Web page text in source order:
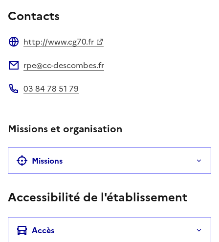
Contacts
http://www.cg70.fr
rpe@cc-descombes.fr
03 84 78 51 79
Missions et organisation
Missions
Accessibilité de l'établissement
Accès